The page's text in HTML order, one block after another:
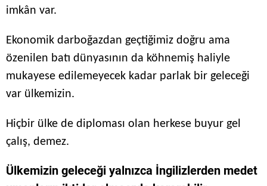
imkân var.
Ekonomik darboğazdan geçtiğimiz doğru ama
özenilen batı dünyasının da köhnemiş haliyle
mukayese edilemeyecek kadar parlak bir geleceği
var ülkemizin.
Hiçbir ülke de diploması olan herkese buyur gel
çalış, demez.
Ülkemizin geleceği yalnızca İngilizlerden medet